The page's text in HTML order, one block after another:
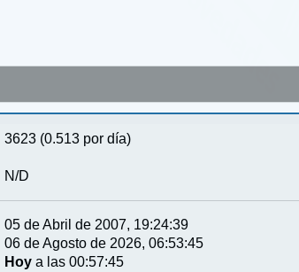
3623 (0.513 por día)
N/D
05 de Abril de 2007, 19:24:39
06 de Agosto de 2026, 06:53:45
Hoy a las 00:57:45